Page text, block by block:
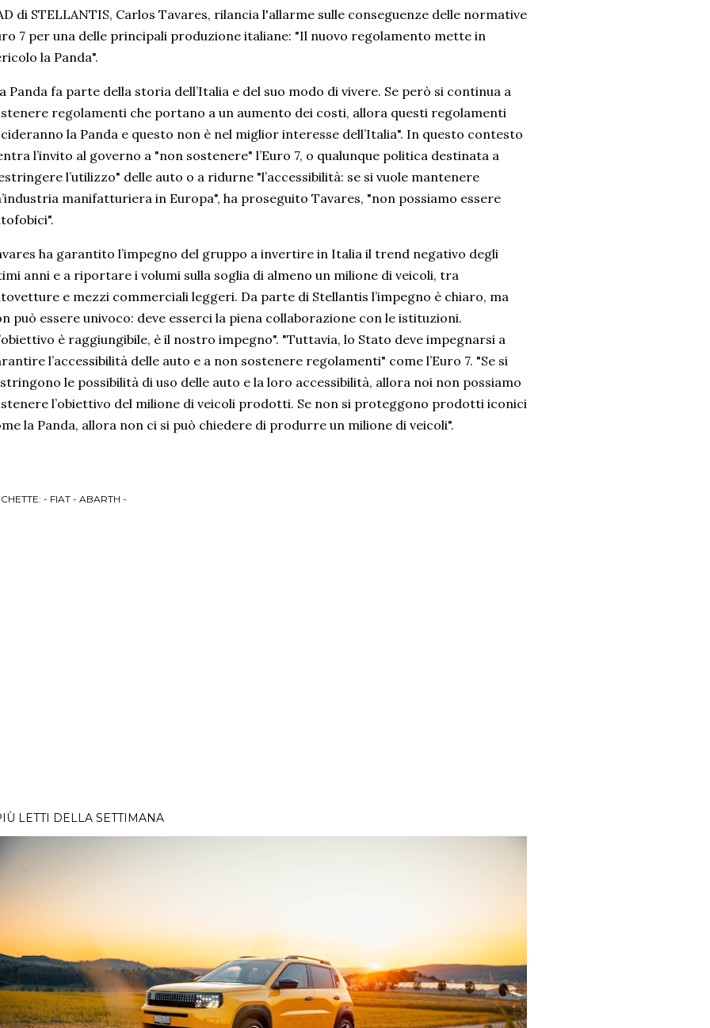
di STELLANTIS, Carlos Tavares, rilancia l'allarme sulle conseguenze delle normative
7 per una delle principali produzione italiane: "Il nuovo regolamento mette in
la Panda".
Panda fa parte della storia dell’Italia e del suo modo di vivere. Se però si continua a
regolamenti che portano a un aumento dei costi, allora questi regolamenti
la Panda e questo non è nel miglior interesse dell’Italia". In questo contesto
l’invito al governo a "non sostenere" l’Euro 7, o qualunque politica destinata a
l’utilizzo" delle auto o a ridurne "l’accessibilità: se si vuole mantenere
manifatturiera in Europa", ha proseguito Tavares, "non possiamo essere
ha garantito l’impegno del gruppo a invertire in Italia il trend negativo degli
anni e a riportare i volumi sulla soglia di almeno un milione di veicoli, tra
e mezzi commerciali leggeri. Da parte di Stellantis l’impegno è chiaro, ma
può essere univoco: deve esserci la piena collaborazione con le istituzioni.
è raggiungibile, è il nostro impegno". "Tuttavia, lo Stato deve impegnarsi a
l’accessibilità delle auto e a non sostenere regolamenti" come l’Euro 7. "Se si
le possibilità di uso delle auto e la loro accessibilità, allora noi non possiamo
l’obiettivo del milione di veicoli prodotti. Se non si proteggono prodotti iconici
la Panda, allora non ci si può chiedere di produrre un milione di veicoli".
- FIAT - ABARTH -
LETTI DELLA SETTIMANA